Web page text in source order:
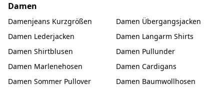
Damen
Damenjeans Kurzgrößen
Damen Übergangsjacken
Damen Lederjacken
Damen Langarm Shirts
Damen Shirtblusen
Damen Pullunder
Damen Marlenehosen
Damen Cardigans
Damen Sommer Pullover
Damen Baumwollhosen